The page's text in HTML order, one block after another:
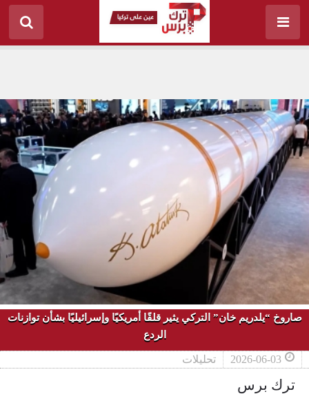
صاروخ “يلدريم خان” التركي يثير قلقًا أمريكيًا وإسرائيليًا بشأن توازنات
الردع
2026-06-03 تحليلات
ترك برس